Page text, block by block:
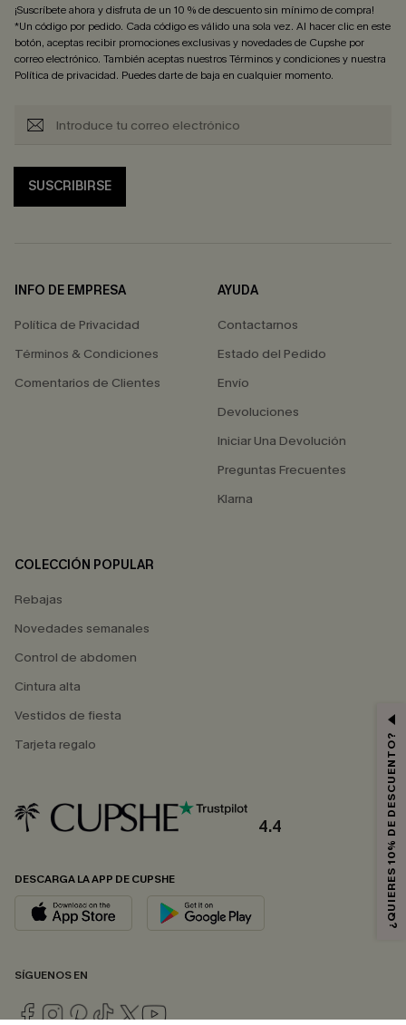
¡Suscríbete ahora y disfruta de un 10 % de descuento sin mínimo de compra!
*Un código por pedido. Cada código es válido una sola vez. Al hacer clic en este
botón, aceptas recibir promociones exclusivas y novedades de Cupshe por
correo electrónico. También aceptas nuestrosTérminos y condicionesy nuestra
Política de privacidad. Puedes darte de baja en cualquier momento.
SUSCRIBIRSE
INFO DE EMPRESA
Política de Privacidad
Términos & Condiciones
Comentarios de Clientes
AYUDA
Contactarnos
Estado del Pedido
Envío
Devoluciones
Iniciar Una Devolución
Preguntas Frecuentes
Klarna
COLECCIÓN POPULAR
Rebajas
Novedades semanales
Control de abdomen
Cintura alta
Vestidos de fiesta
Tarjeta regalo
4.4
DESCARGA LA APP DE CUPSHE
SÍGUENOS EN
¿QUIERES 10% DE DESCUENTO?